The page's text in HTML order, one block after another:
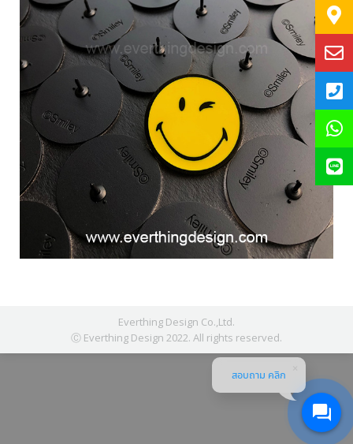
Everthing Design Co.,Ltd.
Ⓒ Everthing Design 2022. All rights reserved.
สอบถาม คลิก